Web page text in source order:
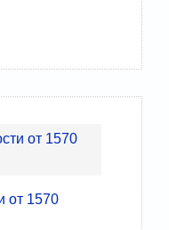
от 1570